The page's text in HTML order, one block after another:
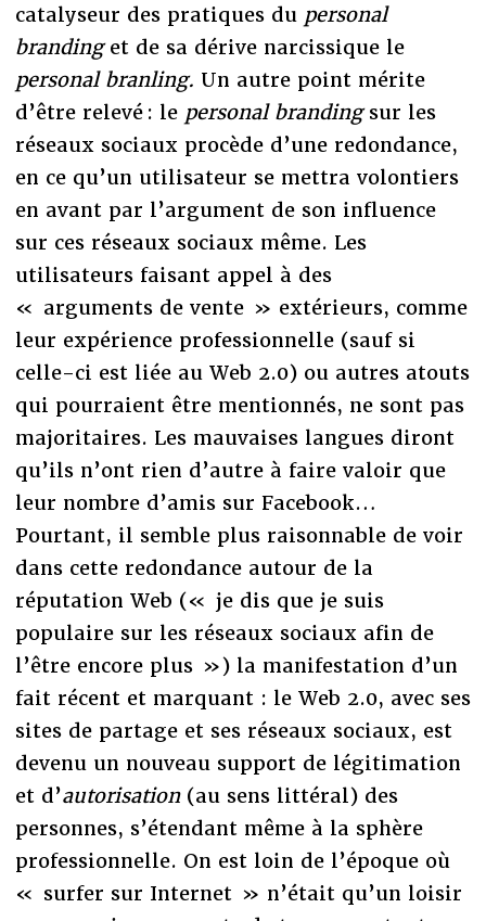
catalyseur des pratiques du personal
brandinget de sa dérive narcissique le
personal branling. Un autre point mérite
d’être relevé : le personal brandingsur les
réseaux sociaux procède d’une redondance,
en ce qu’un utilisateur se mettra volontiers
en avant par l’argument de son influence
sur ces réseaux sociaux même. Les
utilisateurs faisant appel à des
« arguments de vente » extérieurs, comme
leur expérience professionnelle (sauf si
celle-ci est liée au Web 2.0) ou autres atouts
qui pourraient être mentionnés, ne sont pas
majoritaires. Les mauvaises langues diront
qu’ils n’ont rien d’autre à faire valoir que
leur nombre d’amis sur Facebook…
Pourtant, il semble plus raisonnable de voir
dans cette redondance autour de la
réputation Web (« je dis que je suis
populaire sur les réseaux sociaux afin de
l’être encore plus ») la manifestation d’un
fait récent et marquant : le Web 2.0, avec ses
sites de partage et ses réseaux sociaux, est
devenu un nouveau support de légitimation
et d’autorisation(au sens littéral) des
personnes, s’étendant même à la sphère
professionnelle. On est loin de l’époque où
« surfer sur Internet » n’était qu’un loisir